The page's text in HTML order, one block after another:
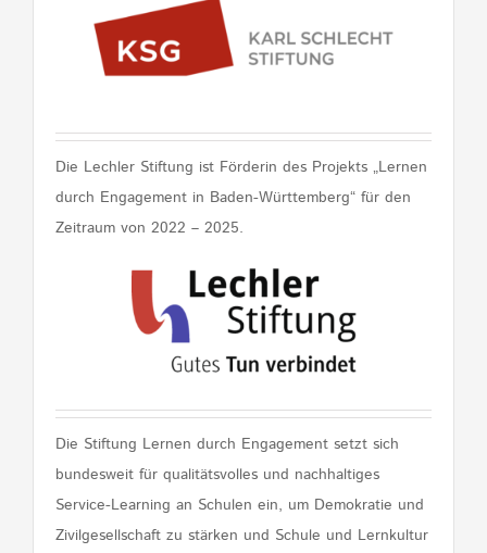
Die Lechler Stiftung ist Förderin des Projekts „Lernen
durch Engagement in Baden-Württemberg“ für den
Zeitraum von 2022 – 2025.
Die Stiftung Lernen durch Engagement setzt sich
bundesweit für qualitätsvolles und nachhaltiges
Service-Learning an Schulen ein, um Demokratie und
Zivilgesellschaft zu stärken und Schule und Lernkultur